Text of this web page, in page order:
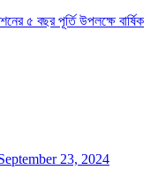
৫ বছর পূর্তি উপলক্ষে বার্ষিক
23, 2024